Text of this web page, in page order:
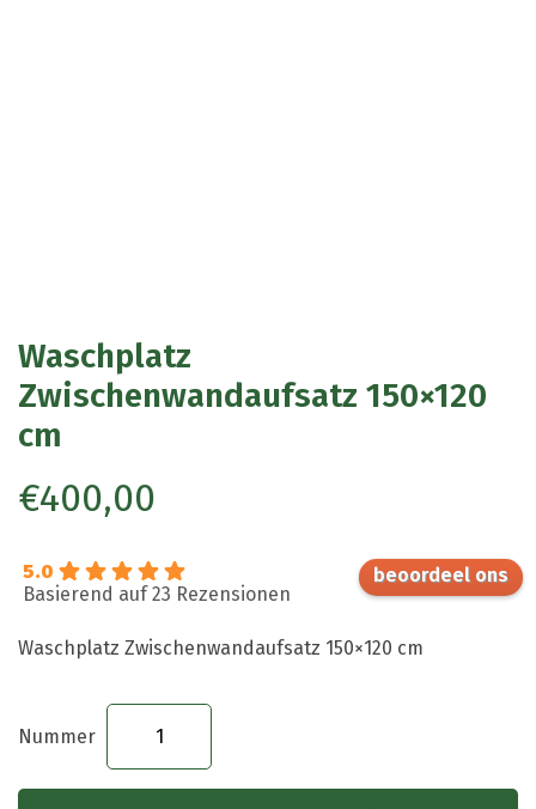
Waschplatz
Zwischenwandaufsatz 150×120
cm
€400,00
5.0
Basierend auf 23 Rezensionen
Waschplatz Zwischenwandaufsatz 150×120 cm
Zwischenwandaufsatz